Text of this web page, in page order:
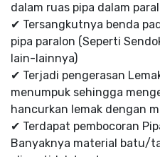
dalam ruas pipa dalam
✔ Tersangkutnya benda
pipa paralon (Seperti
lain-lainnya)
✔ Terjadi pengerasan
menumpuk sehingga
hancurkan lemak dengan
✔ Terdapat pembocoran
Banyaknya material batu/